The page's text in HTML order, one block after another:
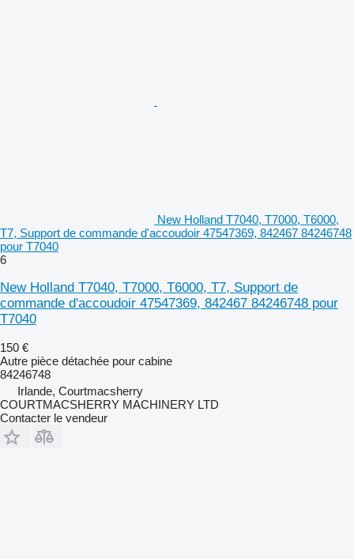
New Holland T7040, T7000, T6000,
T7, Support de commande d'accoudoir 47547369, 842467 84246748
pour T7040
6
New Holland T7040, T7000, T6000, T7, Support de
commande d'accoudoir 47547369, 842467 84246748 pour
T7040
150 €
Autre pièce détachée pour cabine
84246748
Irlande, Courtmacsherry
COURTMACSHERRY MACHINERY LTD
Contacter le vendeur